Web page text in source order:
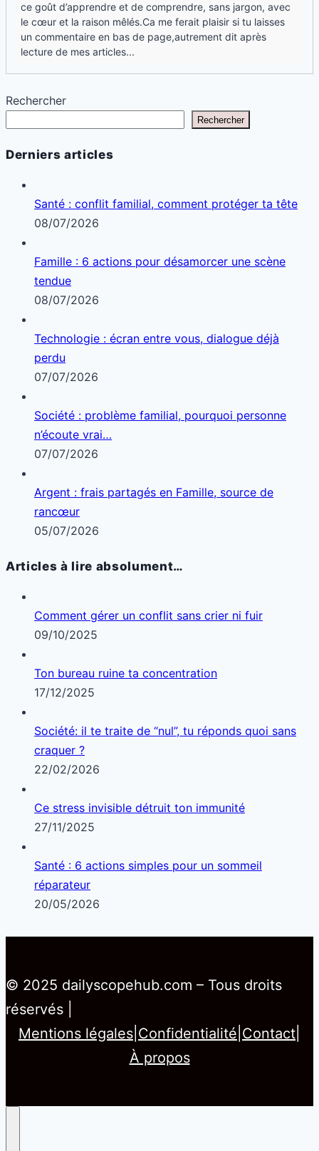
ce goût d’apprendre et de comprendre, sans jargon, avec
le cœur et la raison mêlés.Ca me ferait plaisir si tu laisses
un commentaire en bas de page,autrement dit après
lecture de mes articles...
Rechercher
Rechercher
Derniers articles
Santé : conflit familial, comment protéger ta tête
08/07/2026
Famille : 6 actions pour désamorcer une scène
tendue
08/07/2026
Technologie : écran entre vous, dialogue déjà
perdu
07/07/2026
Société : problème familial, pourquoi personne
n’écoute vrai…
07/07/2026
Argent : frais partagés en Famille, source de
rancœur
05/07/2026
Articles à lire absolument…
Comment gérer un conflit sans crier ni fuir
09/10/2025
Ton bureau ruine ta concentration
17/12/2025
Société: il te traite de “nul”, tu réponds quoi sans
craquer ?
22/02/2026
Ce stress invisible détruit ton immunité
27/11/2025
Santé : 6 actions simples pour un sommeil
réparateur
20/05/2026
© 2025 dailyscopehub.com – Tous droits
réservés |
Mentions légales Confidentialité Contact
À propos